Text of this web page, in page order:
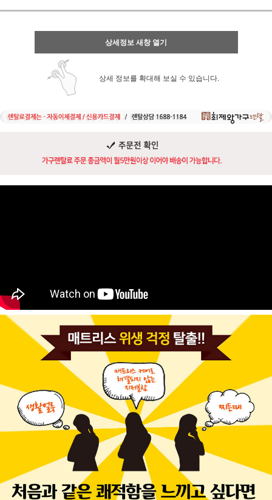
상세정보 새창 열기
상세 정보를 확대해 보실 수 있습니다.